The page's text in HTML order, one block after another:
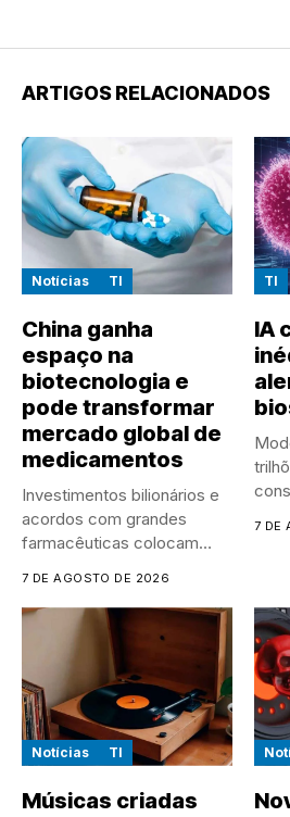
ARTIGOS RELACIONADOS
Notícias TI
China ganha
espaço na
biotecnologia e
pode transformar
mercado global de
medicamentos
Investimentos bilionários e
acordos com grandes
farmacêuticas colocam
7 DE AGOSTO DE 2026
TI
IA
7 DE
Notícias TI
Músicas criadas